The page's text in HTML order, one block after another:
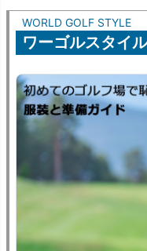
WORLD GOLF STYLE
ワーゴルスタイル